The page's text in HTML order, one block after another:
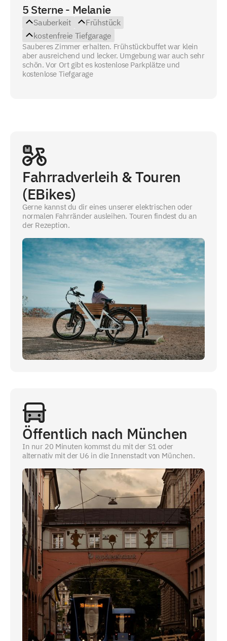
5 Sterne - Melanie
Sauberkeit
Frühstück
kostenfreie Tiefgarage
Sauberes Zimmer erhalten. Frühstückbuffet war klein
aber ausreichend und lecker. Umgebung war auch sehr
schön. Vor Ort gibt es kostenlose Parkplätze und
kostenlose Tiefgarage
Fahrradverleih & Touren
(EBikes)
Gerne kannst du dir eines unserer elektrischen oder
normalen Fahrränder ausleihen. Touren findest du an
der Rezeption.
Öffentlich nach München
In nur 20 Minuten kommst du mit der S1 oder
alternativ mit der U6 in die Innenstadt von München.